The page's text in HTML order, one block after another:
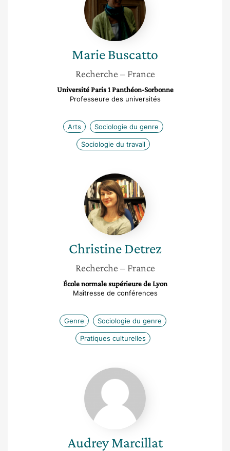
MarieBuscatto
Recherche – France
Université Paris 1 Panthéon-Sorbonne
Professeure des universités
Arts Sociologie du genre
Sociologie du travail
Christine
Detrez
Christine Detrez
Recherche – France
École normale supérieure de Lyon
Maîtresse de conférences
Genre Sociologie du genre
Pratiques culturelles
Audrey
Marcillat
Audrey Marcillat